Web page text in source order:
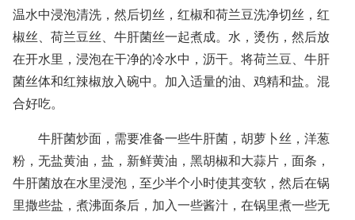
温水中浸泡清洗，然后切丝，红椒和荷兰豆洗净切丝，红
椒丝、荷兰豆丝、牛肝菌丝一起煮成。水，烫伤，然后放
在开水里，浸泡在干净的冷水中，沥干。将荷兰豆、牛肝
菌丝体和红辣椒放入碗中。加入适量的油、鸡精和盐。混
合好吃。
牛肝菌炒面，需要准备一些牛肝菌，胡萝卜丝，洋葱
粉，无盐黄油，盐，新鲜黄油，黑胡椒和大蒜片，面条，
牛肝菌放在水里浸泡，至少半个小时使其变软，然后在锅
里撒些盐，煮沸面条后，加入一些酱汁，在锅里煮一些无